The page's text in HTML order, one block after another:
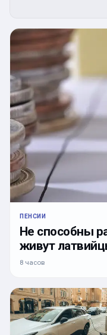
ПЕНСИИ
Не способны
живут
8 часов